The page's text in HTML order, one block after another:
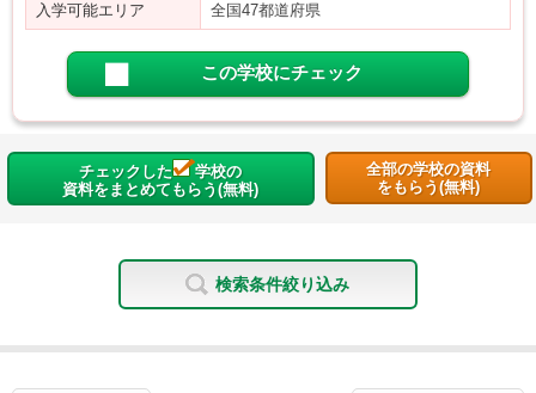
入学可能エリア 全国47都道府県
この学校にチェック
チェックした
学校の
資料をまとめてもらう(無料)
全部の学校の資料
をもらう(無料)
検索条件絞り込み